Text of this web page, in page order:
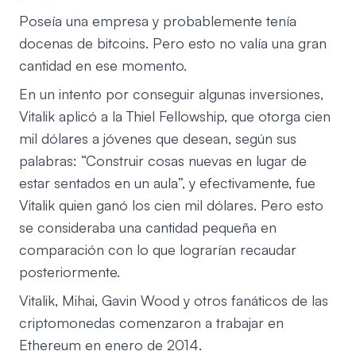
Poseía una empresa y probablemente tenía
docenas de bitcoins. Pero esto no valía una gran
cantidad en ese momento.
En un intento por conseguir algunas inversiones,
Vitalik aplicó a la Thiel Fellowship, que otorga cien
mil dólares a jóvenes que desean, según sus
palabras: “Construir cosas nuevas en lugar de
estar sentados en un aula”, y efectivamente, fue
Vitalik quien ganó los cien mil dólares. Pero esto
se consideraba una cantidad pequeña en
comparación con lo que lograrían recaudar
posteriormente.
Vitalik, Mihai, Gavin Wood y otros fanáticos de las
criptomonedas comenzaron a trabajar en
Ethereum en enero de 2014.